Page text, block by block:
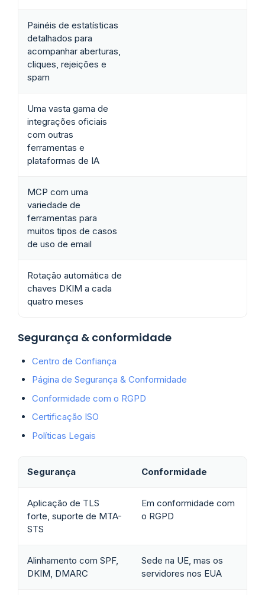
Painéis de estatísticas
detalhados para
acompanhar aberturas,
cliques, rejeições e
spam
Uma vasta gama de
integrações oficiais
com outras
ferramentas e
plataformas de IA
MCP com uma
variedade de
ferramentas para
muitos tipos de casos
de uso de email
Rotação automática de
chaves DKIM a cada
quatro meses
Segurança & conformidade
Centro de Confiança
Página de Segurança & Conformidade
Conformidade com o RGPD
Certificação ISO
Políticas Legais
Segurança Conformidade
Aplicação de TLS
forte, suporte de MTA-
STS
Em conformidade com
o RGPD
Alinhamento com SPF,
DKIM, DMARC
Sede na UE, mas os
servidores nos EUA